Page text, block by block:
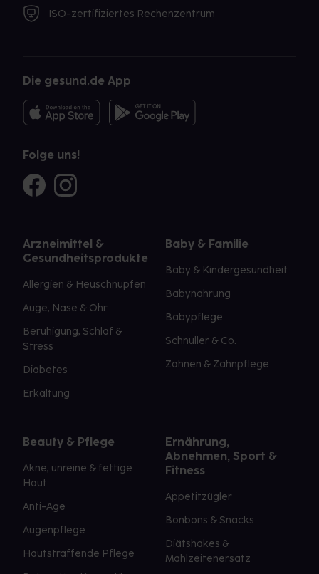
ISO-zertifiziertes Rechenzentrum
Die gesund.de App
Folge uns!
Arzneimittel &
Gesundheitsprodukte
Allergien & Heuschnupfen
Auge, Nase & Ohr
Beruhigung, Schlaf &
Stress
Diabetes
Erkältung
Baby & Familie
Baby & Kindergesundheit
Babynahrung
Babypflege
Schnuller & Co.
Zahnen & Zahnpflege
Beauty & Pflege
Akne, unreine & fettige
Haut
Anti-Age
Augenpflege
Hautstraffende Pflege
Ernährung,
Abnehmen, Sport &
Fitness
Appetitzügler
Bonbons & Snacks
Diätshakes &
Mahlzeitenersatz